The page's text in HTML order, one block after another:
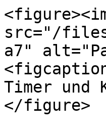
src="/files/
a7"
Timer und
</figure>